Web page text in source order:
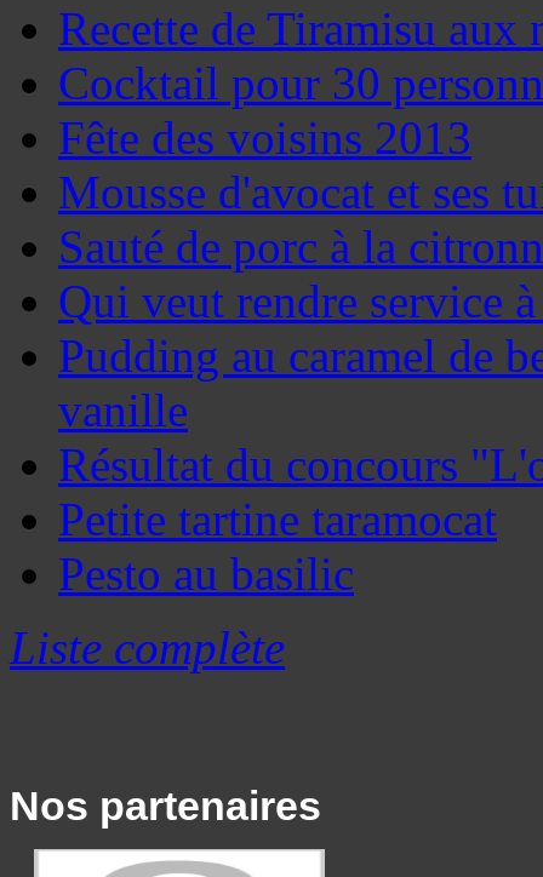
Recette de Tiramisu aux
Cocktail pour 30
Fête des voisins 2013
Mousse d'avocat et ses
Sauté de porc à la
Qui veut rendre service
Pudding au caramel de
vanille
Résultat du concours
Petite tartine taramocat
Pesto au basilic
Liste complète
Nos partenaires